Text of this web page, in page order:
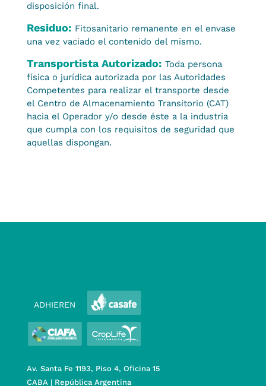
disposición final.
Residuo: Fitosanitario remanente en el envase
una vez vaciado el contenido del mismo.
Transportista Autorizado: Toda persona
física o jurídica autorizada por las Autoridades
Competentes para realizar el transporte desde
el Centro de Almacenamiento Transitorio (CAT)
hacia el Operador y/o desde éste a la industria
que cumpla con los requisitos de seguridad que
aquellas dispongan.
ADHIEREN
Av. Santa Fe 1193, Piso 4, Oficina 15
CABA | República Argentina